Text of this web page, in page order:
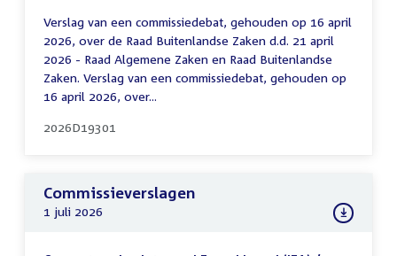
Verslag van een commissiedebat, gehouden op 16 april
2026, over de Raad Buitenlandse Zaken d.d. 21 april
2026 - Raad Algemene Zaken en Raad Buitenlandse
Zaken. Verslag van een commissiedebat, gehouden op
16 april 2026, over...
2026D19301
Commissieverslagen
1 juli 2026